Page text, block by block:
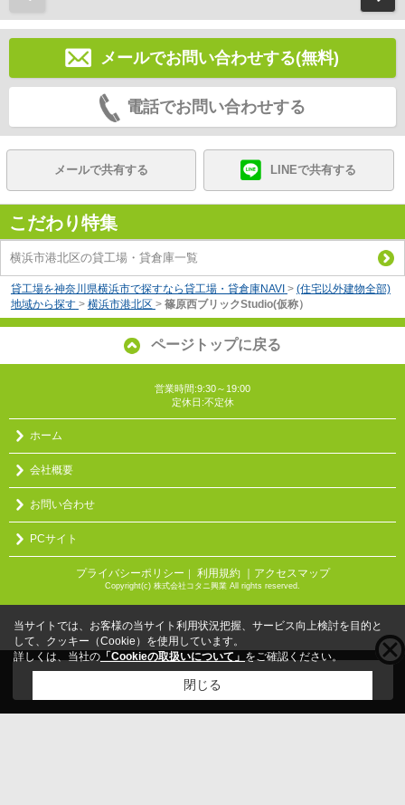
メールでお問い合わせする(無料)
電話でお問い合わせする
メールで共有する LINEで共有する
こだわり特集
横浜市港北区の貸工場・貸倉庫一覧
貸工場を神奈川県横浜市で探すなら貸工場・貸倉庫NAVI > (住宅以外建物全部)
地域から探す > 横浜市港北区 > 篠原西ブリックStudio(仮称）
ページトップに戻る
営業時間:9:30～19:00
定休日:不定休
ホーム
会社概要
お問い合わせ
PCサイト
プライバシーポリシー ｜ 利用規約 ｜アクセスマップ
Copyright(c) 株式会社コタニ興業 All rights reserved.
こちらの物件をご覧の方にお勧めな物件
当サイトでは、お客様の当サイト利用状況把握、サービス向上検討を目的と
して、クッキー（Cookie）を使用しています。
詳しくは、当社の 「Cookieの取扱いについて」 をご確認ください。
閉じる